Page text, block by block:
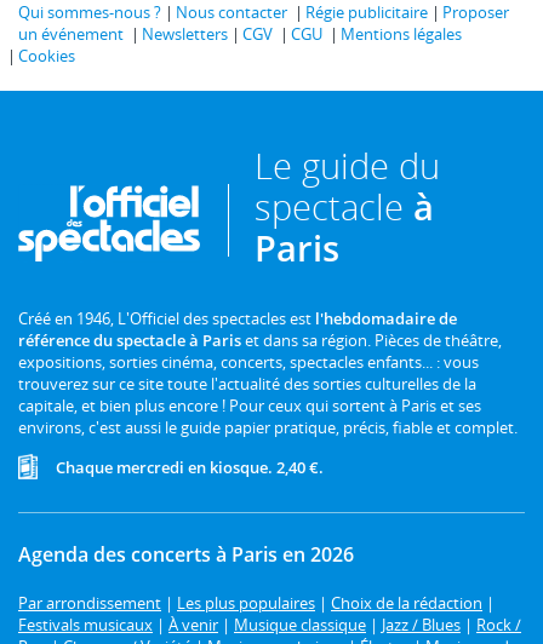
Qui sommes-nous ? Nous contacter Régie publicitaire
Proposer
un événement
Newsletters CGV CGU
Mentions légales
Cookies
Le guide du
spectacle à
Paris
Créé en 1946, L'Officiel des spectacles est l'hebdomadaire de
référence du spectacle à Pariset dans sa région. Pièces de théâtre,
expositions, sorties cinéma, concerts, spectacles enfants... : vous
trouverez sur ce site toute l'actualité des sorties culturelles de la
capitale, et bien plus encore ! Pour ceux qui sortent à Paris et ses
environs, c'est aussi le guide papier pratique, précis, fiable et complet.
Chaque mercredi en kiosque. 2,40 €.
Agenda des concerts à Paris en 2026
Par arrondissement | Les plus populaires | Choix de la rédaction |
Festivals musicaux | À venir | Musique classique | Jazz / Blues | Rock /